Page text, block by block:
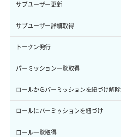
サブユーザー更新
サブユーザー詳細取得
トークン発行
パーミッション一覧取得
ロールからパーミッションを紐づけ解除
ロールにパーミッションを紐づけ
ロール一覧取得